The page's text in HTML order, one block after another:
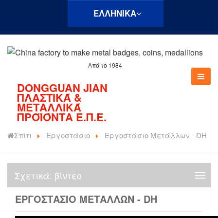
ΕΛΛΗΝΙΚΆ
Από το 1984
DONGGUAN JIAN
ΠΛΑΣΤΙΚΆ &
ΜΕΤΑΛΛΙΚΆ
ΠΡΟΪΌΝΤΑ Ε.Π.Ε.
Σπίτι Εργοστάσιο Εργοστάσιο Μετάλλων - DH
Σ
χ
τ
Σχετικά: βίντεο
ΕΡΓΟΣΤΆΣΙΟ ΜΕΤΆΛΛΩΝ - DH